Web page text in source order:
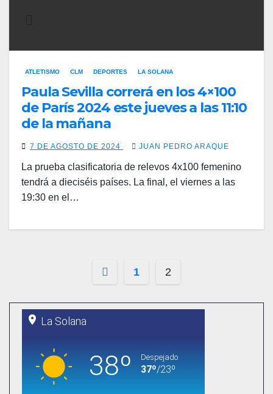
ATLETISMO CLM DEPORTES LA SOLANA
Paula Sevilla correrá en los 4×100
de París 2024 este jueves a las 11:10
de la mañana
7 DE AGOSTO DE 2024 JUAN PEDRO ARAQUE
La prueba clasificatoria de relevos 4x100 femenino
tendrá a dieciséis países. La final, el viernes a las
19:30 en el…
Paginación
de
1 2